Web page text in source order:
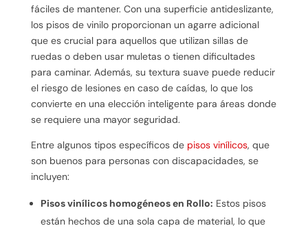
fáciles de mantener. Con una superficie antideslizante,
los pisos de vinilo proporcionan un agarre adicional
que es crucial para aquellos que utilizan sillas de
ruedas o deben usar muletas o tienen dificultades
para caminar. Además, su textura suave puede reducir
el riesgo de lesiones en caso de caídas, lo que los
convierte en una elección inteligente para áreas donde
se requiere una mayor seguridad.
Entre algunos tipos específicos de pisos vinílicos, que
son buenos para personas con discapacidades, se
incluyen:
Pisos vinílicos homogéneos en Rollo: Estos pisos
están hechos de una sola capa de material, lo que